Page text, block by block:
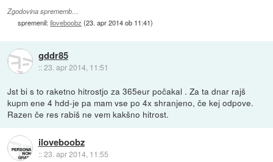
Zgodovina sprememb…
spremenil:iloveboobz (23. apr 2014 ob 11:41)
gddr85
::23. apr 2014, 11:51
Jst bi s to raketno hitrostjo za 365eur počakal . Za ta dnar rajš
kupm ene 4 hdd-je pa mam vse po 4x shranjeno, če kej odpove.
Razen če res rabiš ne vem kakšno hitrost.
iloveboobz
::23. apr 2014, 11:55